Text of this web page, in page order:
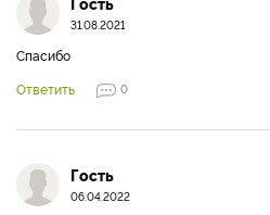
31.08.2021
Спасибо
Ответить
0
Гость
06.04.2022